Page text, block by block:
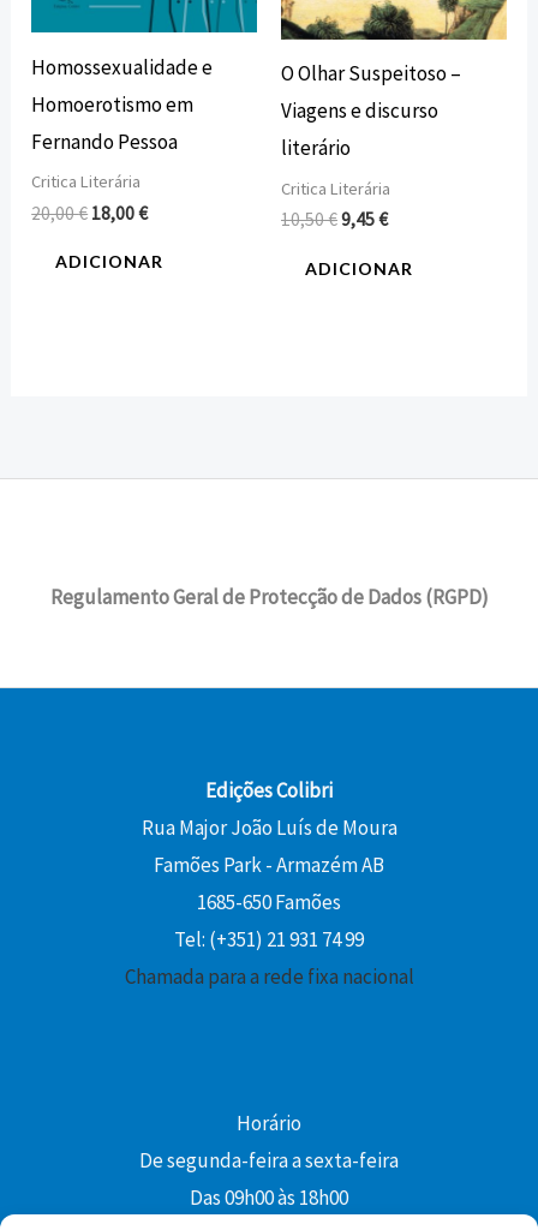
Homossexualidade e
Homoerotismo em
Fernando Pessoa
Critica Literária
20,00€ 18,00€
ADICIONAR
O Olhar Suspeitoso –
Viagens e discurso
literário
Critica Literária
10,50€9,45€
ADICIONAR
Regulamento Geral de Protecção de Dados (RGPD)
Edições Colibri
Rua Major João Luís de Moura
Famões Park - Armazém AB
1685-650 Famões
Tel: (+351) 21 931 74 99
Chamada para a rede fixa nacional
Horário
De segunda-feira a sexta-feira
Das 09h00 às 18h00